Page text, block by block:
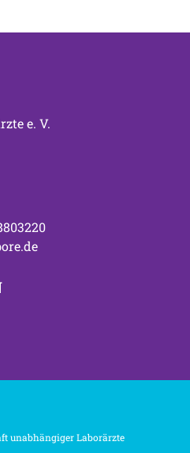
e. V.
unabhängiger Laborärzte